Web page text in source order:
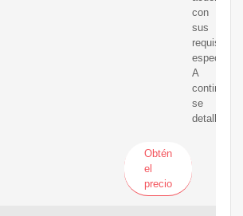
con
sus
requisitos
A
se
detallan
Obtén
el
precio